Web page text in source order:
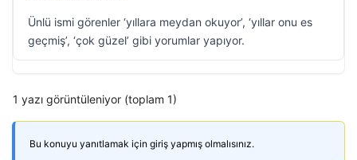
Ünlü ismi görenler ‘yıllara meydan okuyor’, ‘yıllar onu es
geçmiş’, ‘çok güzel’ gibi yorumlar yapıyor.
1 yazı görüntüleniyor (toplam 1)
Bu konuyu yanıtlamak için giriş yapmış olmalısınız.